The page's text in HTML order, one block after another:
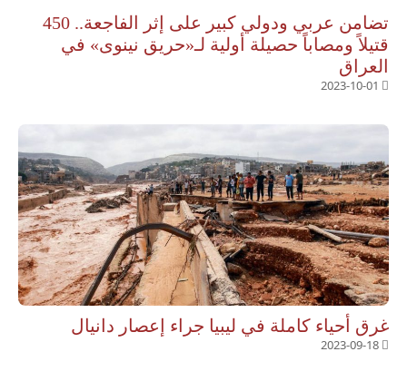
تضامن عربي ودولي كبير على إثر الفاجعة.. 450
قتيلاً ومصاباً حصيلة أولية لـ«حريق نينوى» في
العراق
2023-10-01
غرق أحياء كاملة في ليبيا جراء إعصار دانيال
2023-09-18